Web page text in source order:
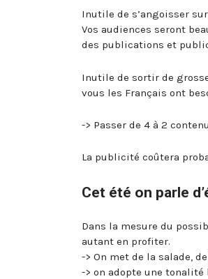
Inutile de s’angoisser
Vos audiences seront
des publications et
Inutile de sortir de
vous les Français ont
-> Passer de 4 à 2
La publicité coûtera
Cet été on parle
Dans la mesure du
autant en profiter.
-> On met de la salade,
-> on adopte une tonalité